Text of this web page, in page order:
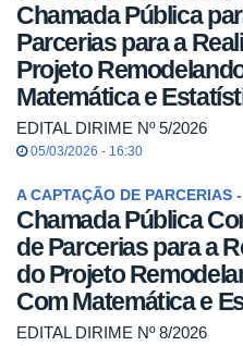
Chamada Pública
Parcerias para a
Projeto
Matemática e
EDITAL DIRIME Nº 5/2026
05/03/2026 - 16:30
A CAPTAÇÃO DE PARCERIAS
Chamada Pública
de Parcerias para a
do Projeto
Com Matemática e
EDITAL DIRIME Nº 8/2026